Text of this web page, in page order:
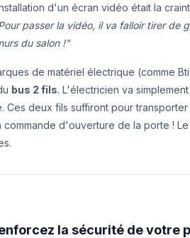
d'un écran vidéo était la
passer la vidéo, il va falloir tirer de
du salon !"
de matériel électrique (comme
bus 2 fils. L'électricien va
Ces deux fils suffiront pour
d'ouverture de la porte !
la sécurité de votre